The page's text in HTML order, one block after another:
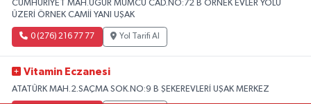
CUMHURİYET MAH.UĞUR MUMCU CAD.NO:72 B ÖRNEK EVLER YOLU
ÜZERİ ÖRNEK CAMİİ YANI UŞAK
0 (276) 216 77 77 Yol Tarifi Al
Vitamin Eczanesi
ATATÜRK MAH.2.SAÇMA SOK.NO:9 B ŞEKEREVLERİ UŞAK MERKEZ